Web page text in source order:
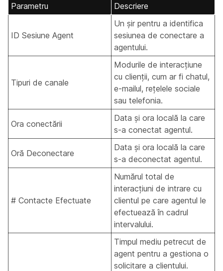
Parametru
Descriere
ID Sesiune Agent
Un șir pentru a identifica
sesiunea de conectare a
agentului.
Tipuri de canale
Modurile de interacțiune
cu clienții, cum ar fi chatul,
e-mailul, rețelele sociale
sau telefonia.
Ora conectării
Data și ora locală la care
s-a conectat agentul.
Oră Deconectare
Data și ora locală la care
s-a deconectat agentul.
# Contacte Efectuate
Numărul total de
interacțiuni de intrare cu
clientul pe care agentul le
efectuează în cadrul
intervalului.
Timpul mediu petrecut de
agent pentru a gestiona o
solicitare a clientului.